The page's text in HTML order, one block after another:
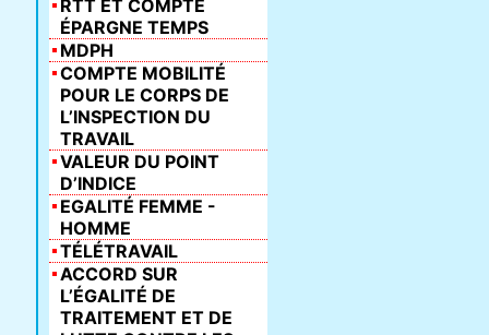
RTT ET COMPTE
ÉPARGNE TEMPS
MDPH
COMPTE MOBILITÉ
POUR LE CORPS DE
L’INSPECTION DU
TRAVAIL
VALEUR DU POINT
D’INDICE
EGALITÉ FEMME -
HOMME
TÉLÉTRAVAIL
ACCORD SUR
L’ÉGALITÉ DE
TRAITEMENT ET DE